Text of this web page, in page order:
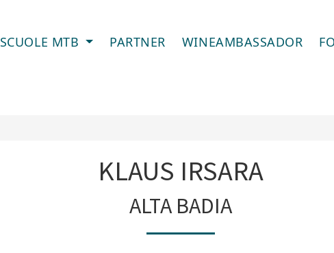
SCUOLE MTB PARTNER WINEAMBASSADOR
KLAUS IRSARA
ALTA BADIA